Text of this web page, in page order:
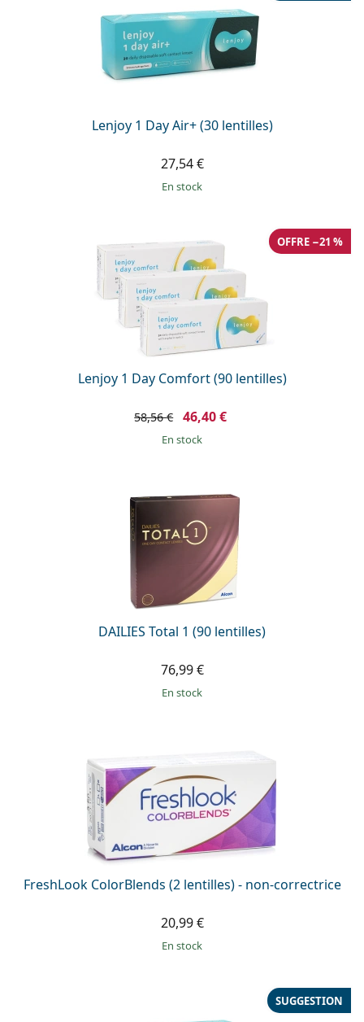
Lenjoy 1 Day Air+ (30 lentilles)
27,54 €
en stock
Lenjoy 1 Day Comfort (90 lentilles)
OFFRE −21 %
58,56 € 46,40 €
en stock
DAILIES Total 1 (90 lentilles)
76,99 €
en stock
FreshLook ColorBlends (2 lentilles) - non-correctrice
20,99 €
en stock
SUGGESTION